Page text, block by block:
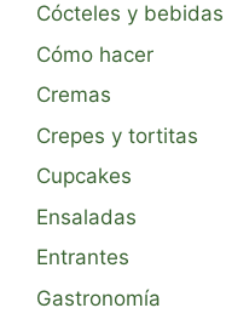
Cócteles y bebidas
Cómo hacer
Cremas
Crepes y tortitas
Cupcakes
Ensaladas
Entrantes
Gastronomía